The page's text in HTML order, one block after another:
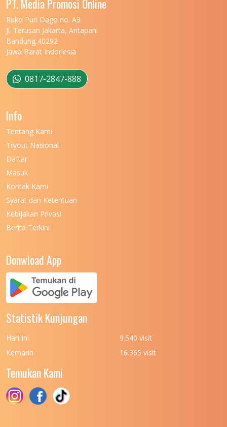
UNIVERSITAS MARITIM RAJA ALI HAJI
UNIVERSITAS MATARAM
UNIVERSITAS MULAWARMAN
UNIVERSITAS MUSAMUS
UNIVERSITAS NEGERI KHAIRUN
UNIVERSITAS NEGERI MANADO
UNIVERSITAS NEGERI MEDAN
UNIVERSITAS NEGERI PADANG
UNIVERSITAS NUSA CENDANA
UNIVERSITAS PADJADJARAN
UNIVERSITAS PATTIMURA
(UPN) VETERAN JAKARTA
UNIVERSITAS PEMBANGUNAN NASIONAL
(UPN) VETERAN JAWA TIMUR
UNIVERSITAS PEMBANGUNAN NASIONAL
PT. Media Promosi Online
Ruko Puri Dago no. A3
Jl. Terusan Jakarta, Antapani
Bandung 40292
Jawa Barat Indonesia
0817-2847-888
Info
Tentang Kami
Tryout Nasional
Daftar
Masuk
Kontak Kami
Syarat dan Ketentuan
Kebijakan Privasi
Berita Terkini
Donwload App
Statistik Kunjungan
Hari Ini
9.540 visit
Kemarin
16.365 visit
Temukan Kami